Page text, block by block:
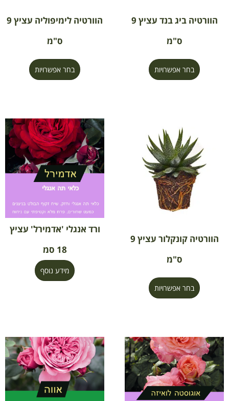
הוורטיה ביג בנד עציץ 9
ס"מ
בחר אפשרויות
הוורטיה לימיפוליה עציץ 9
ס"מ
בחר אפשרויות
הוורטיה קונקלור עציץ 9
ס"מ
בחר אפשרויות
ורד אנגלי 'אדמירל' עציץ
18 סמ
מידע נוסף